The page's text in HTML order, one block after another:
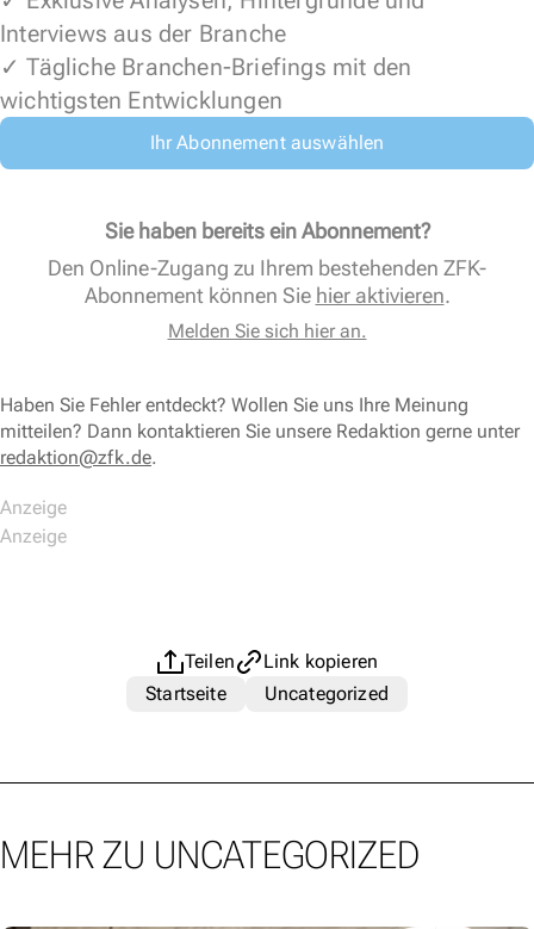
Interviews aus der Branche
✓ Tägliche Branchen-Briefings mit den
wichtigsten Entwicklungen
Ihr Abonnement auswählen
Sie haben bereits ein Abonnement?
Den Online-Zugang zu Ihrem bestehenden ZFK-
Abonnement können Sie hier aktivieren.
Melden Sie sich hier an.
Haben Sie Fehler entdeckt? Wollen Sie uns Ihre Meinung
mitteilen? Dann kontaktieren Sie unsere Redaktion gerne unter
redaktion@zfk.de.
Teilen
Link kopieren
Startseite
Uncategorized
MEHR ZU UNCATEGORIZED